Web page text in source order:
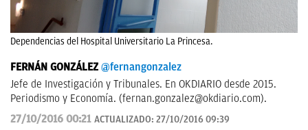
Dependencias del Hospital Universitario La Princesa.
FERNÁN GONZÁLEZ @fernangonzalez
Jefe de Investigación y Tribunales. En OKDIARIO desde 2015.
Periodismo y Economía. (fernan.gonzalez@okdiario.com).
27/10/2016 00:21 ACTUALIZADO: 27/10/2016 09:39